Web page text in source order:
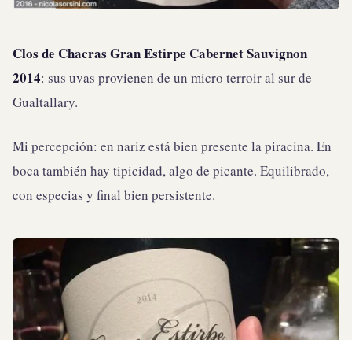
Clos de Chacras Gran Estirpe Cabernet Sauvignon
2014: sus uvas provienen de un micro terroir al sur de
Gualtallary.
Mi percepción: en nariz está bien presente la piracina. En
boca también hay tipicidad, algo de picante. Equilibrado,
con especias y final bien persistente.